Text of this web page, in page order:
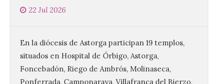
22 Jul 2026
En la diócesis de Astorga participan 19 templos,
situados en Hospital de Órbigo, Astorga,
Foncebadón, Riego de Ambrós, Molinaseca,
Ponferrada, Camponaraya, Villafranca del Bierzo,
a pie o en transporte
eclipse
8 Ago 2026